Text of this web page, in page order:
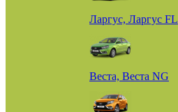
Ларгус, Ларгус FL
Веста, Веста NG